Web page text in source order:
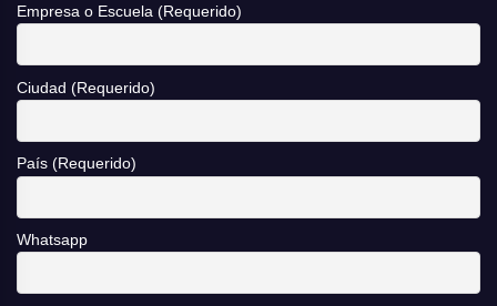
Empresa o Escuela (Requerido)
Ciudad (Requerido)
País (Requerido)
Whatsapp